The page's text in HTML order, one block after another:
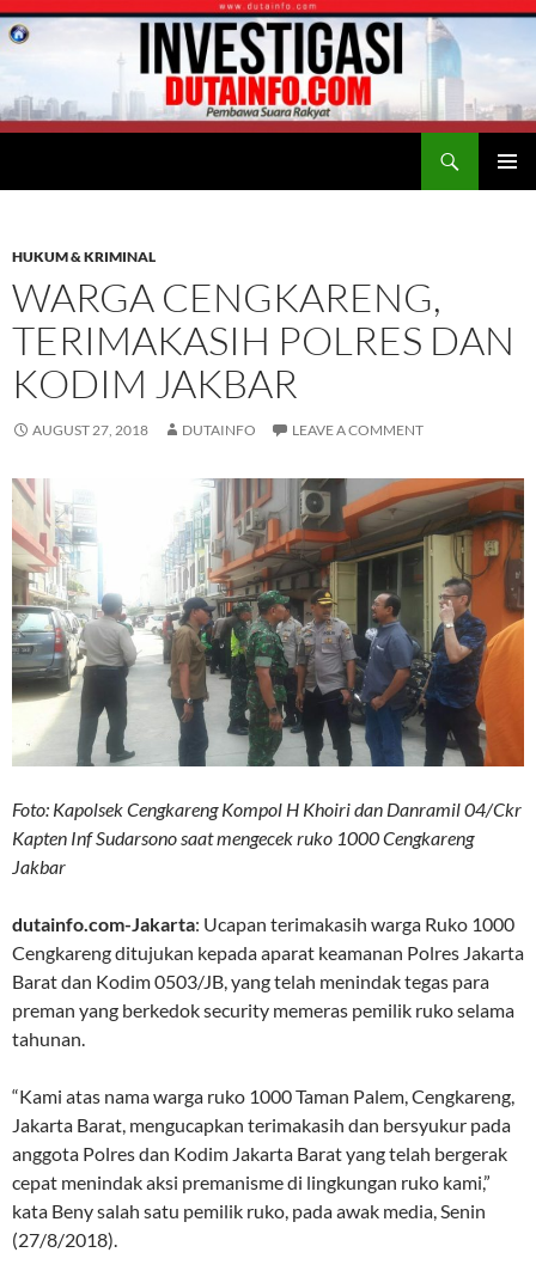
HUKUM & KRIMINAL
WARGA CENGKARENG,
TERIMAKASIH POLRES DAN
KODIM JAKBAR
AUGUST 27, 2018 DUTAINFO LEAVE A COMMENT
Foto: Kapolsek Cengkareng Kompol H Khoiri dan Danramil 04/Ckr
Kapten Inf Sudarsono saat mengecek ruko 1000 Cengkareng
Jakbar
dutainfo.com-Jakarta: Ucapan terimakasih warga Ruko 1000
Cengkareng ditujukan kepada aparat keamanan Polres Jakarta
Barat dan Kodim 0503/JB, yang telah menindak tegas para
preman yang berkedok security memeras pemilik ruko selama
tahunan.
“Kami atas nama warga ruko 1000 Taman Palem, Cengkareng,
Jakarta Barat, mengucapkan terimakasih dan bersyukur pada
anggota Polres dan Kodim Jakarta Barat yang telah bergerak
cepat menindak aksi premanisme di lingkungan ruko kami,”
kata Beny salah satu pemilik ruko, pada awak media, Senin
(27/8/2018).